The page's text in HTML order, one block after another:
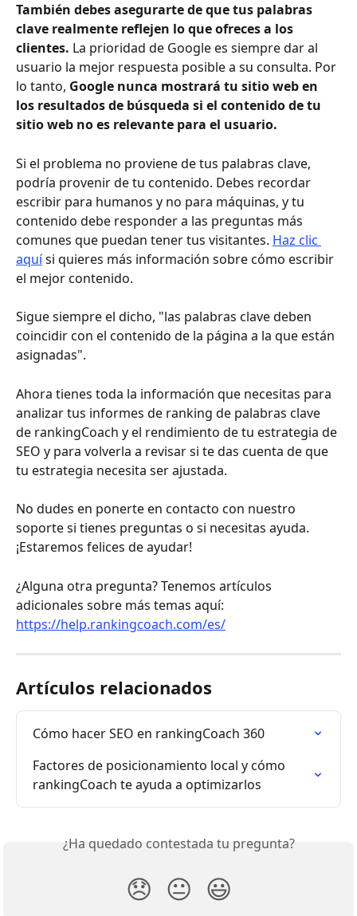
También debes asegurarte de que tus palabras
clave realmente reflejen lo que ofreces a los
clientes. La prioridad de Google es siempre dar al
usuario la mejor respuesta posible a su consulta. Por
lo tanto, Google nunca mostrará tu sitio web en
los resultados de búsqueda si el contenido de tu
sitio web no es relevante para el usuario.
Si el problema no proviene de tus palabras clave,
podría provenir de tu contenido. Debes recordar
escribir para humanos y no para máquinas, y tu
contenido debe responder a las preguntas más
comunes que puedan tener tus visitantes. Haz clic
aquí si quieres más información sobre cómo escribir
el mejor contenido.
Sigue siempre el dicho, "las palabras clave deben
coincidir con el contenido de la página a la que están
asignadas".
Ahora tienes toda la información que necesitas para
analizar tus informes de ranking de palabras clave
de rankingCoach y el rendimiento de tu estrategia de
SEO y para volverla a revisar si te das cuenta de que
tu estrategia necesita ser ajustada.
No dudes en ponerte en contacto con nuestro
soporte si tienes preguntas o si necesitas ayuda.
¡Estaremos felices de ayudar!
¿Alguna otra pregunta? Tenemos artículos
adicionales sobre más temas aquí:
https://help.rankingcoach.com/es/
Artículos relacionados
Cómo hacer SEO en rankingCoach 360
Factores de posicionamiento local y cómo
rankingCoach te ayuda a optimizarlos
¿Ha quedado contestada tu pregunta?
😞 😐 😃